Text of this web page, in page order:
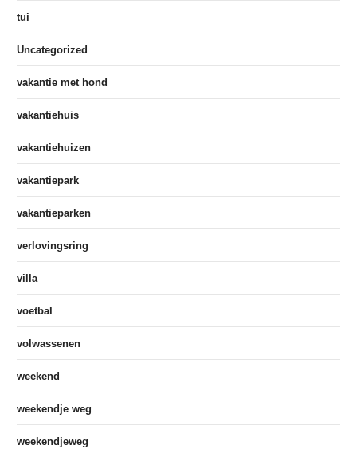
tui
Uncategorized
vakantie met hond
vakantiehuis
vakantiehuizen
vakantiepark
vakantieparken
verlovingsring
villa
voetbal
volwassenen
weekend
weekendje weg
weekendjeweg